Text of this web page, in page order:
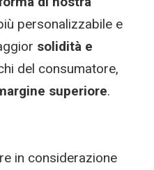
personalizzabile e
solidità e
del consumatore,
superiore.
in considerazione